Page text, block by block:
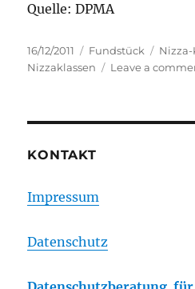
Quelle: DPMA
Posted
on
16/12/2011 Categories
Fundstück Tags
Nizzaklassen
Leave a
KONTAKT
Impressum
Datenschutz